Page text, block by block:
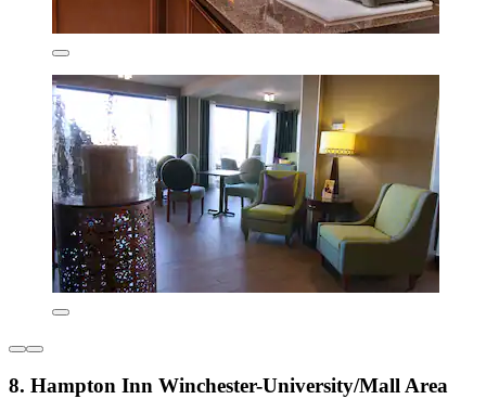
8. Hampton Inn Winchester-University/Mall Area